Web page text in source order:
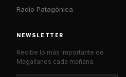
Radio Patagónica
NEWSLETTER
Recibe lo más importante de
Magallanes cada mañana.